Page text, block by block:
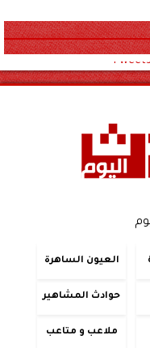
العيون الساهرة
حوادث المشاهير
ملاعب و متاعب